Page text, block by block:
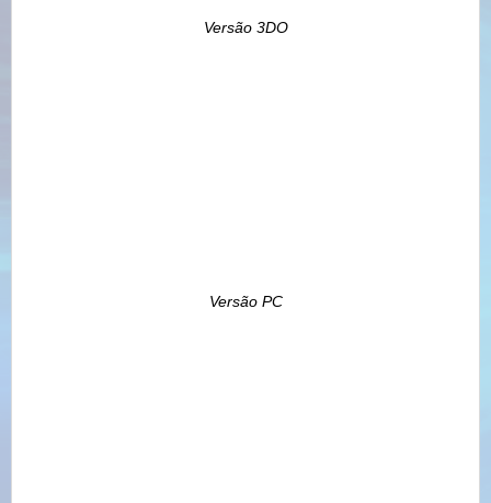
Versão 3DO
Versão PC